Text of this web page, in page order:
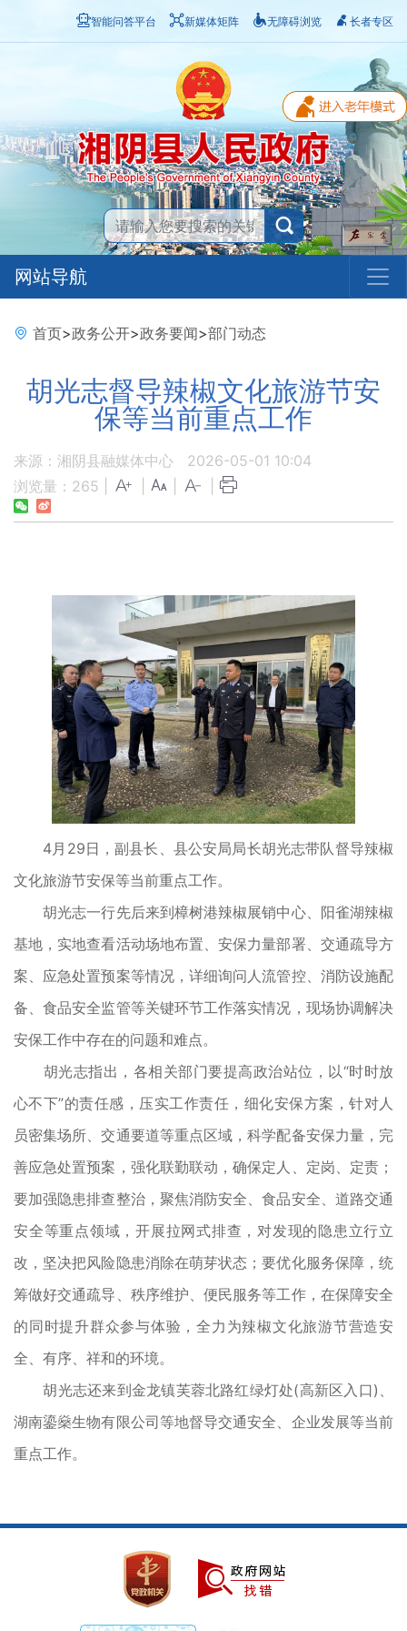
智能问答平台 新媒体矩阵 无障碍浏览 长者专区
网站导航
首页>政务公开>政务要闻>部门动态
胡光志督导辣椒文化旅游节安
保等当前重点工作
来源：湘阴县融媒体中心
2026-05-01 10:04
浏览量： 265
4月29日，副县长、县公安局局长胡光志带队督导辣椒
文化旅游节安保等当前重点工作。
胡光志一行先后来到樟树港辣椒展销中心、阳雀湖辣椒
基地，实地查看活动场地布置、安保力量部署、交通疏导方
案、应急处置预案等情况，详细询问人流管控、消防设施配
备、食品安全监管等关键环节工作落实情况，现场协调解决
安保工作中存在的问题和难点。
胡光志指出，各相关部门要提高政治站位，以“时时放
心不下”的责任感，压实工作责任，细化安保方案，针对人
员密集场所、交通要道等重点区域，科学配备安保力量，完
善应急处置预案，强化联勤联动，确保定人、定岗、定责；
要加强隐患排查整治，聚焦消防安全、食品安全、道路交通
安全等重点领域，开展拉网式排查，对发现的隐患立行立
改，坚决把风险隐患消除在萌芽状态；要优化服务保障，统
筹做好交通疏导、秩序维护、便民服务等工作，在保障安全
的同时提升群众参与体验，全力为辣椒文化旅游节营造安
全、有序、祥和的环境。
胡光志还来到金龙镇芙蓉北路红绿灯处(高新区入口)、
湖南鎏燊生物有限公司等地督导交通安全、企业发展等当前
重点工作。